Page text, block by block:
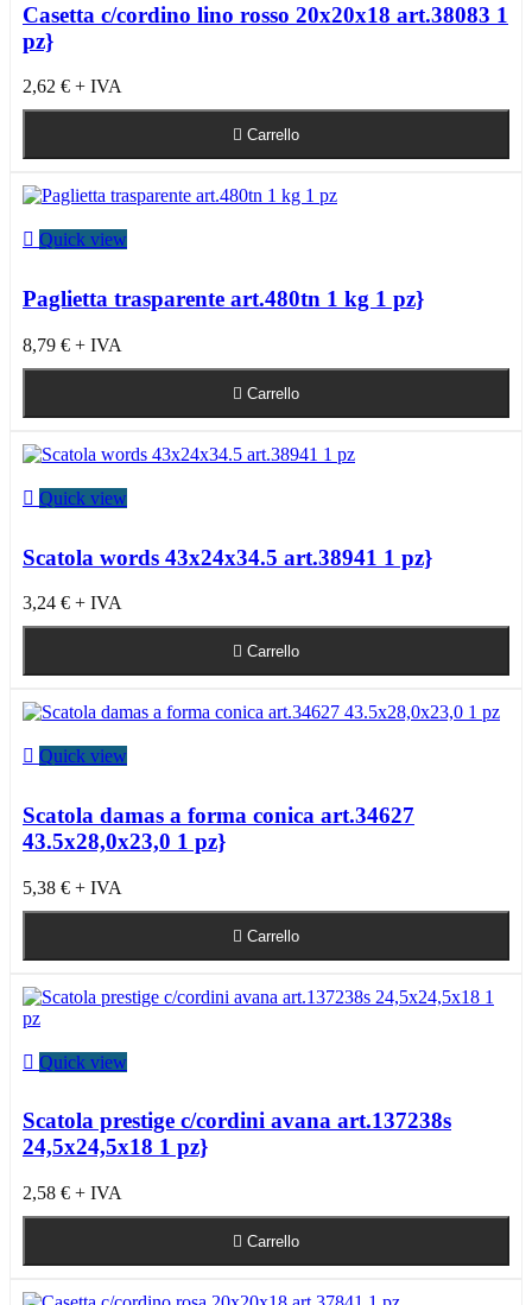
Casetta c/cordino lino rosso 20x20x18 art.38083 1
pz}
2,62 € + IVA
 Carrello
 Quick view
Paglietta trasparente art.480tn 1 kg 1 pz}
8,79 € + IVA
 Carrello
 Quick view
Scatola words 43x24x34.5 art.38941 1 pz}
3,24 € + IVA
 Carrello
 Quick view
Scatola damas a forma conica art.34627
43.5x28,0x23,0 1 pz}
5,38 € + IVA
 Carrello
 Quick view
Scatola prestige c/cordini avana art.137238s
24,5x24,5x18 1 pz}
2,58 € + IVA
 Carrello